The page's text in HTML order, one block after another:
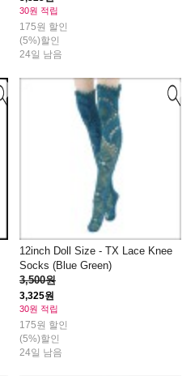
30원 적립
175원 할인
(5%)할인
24일 남음
12inch Doll Size - TX Lace Knee
Socks (Blue Green)
3,500원
3,325원
30원 적립
175원 할인
(5%)할인
24일 남음